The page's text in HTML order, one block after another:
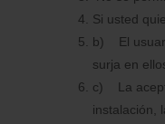
Si usted
b) El
surja en
c) La
instalación,